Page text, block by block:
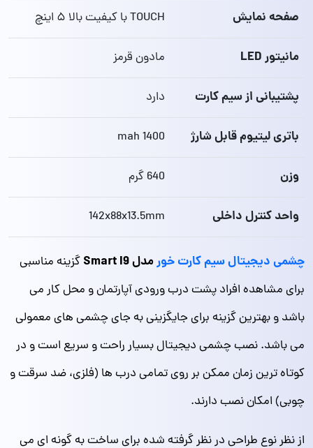
صفحه نمایش TOUCH با کیفیت بالا ۵ اینچ
مانیتور LED مادون قرمز
پشتیبانی از سیم کارت دارد
باتری لیتیوم قابل شارژ 1400 mah
وزن 640 گرم
واحد کنترل داخلی 142x88x13.5mm
چشمی دیجیتال سیم کارت خورمدل Smart I9
گزینه مناسبی
برای مشاهده افراد پشت درب ورودی آپارتمان و محل کار می
باشد و بهترین گزینه برای جایگزینی به جای چشمی های معمولی
می باشد. نصب چشمی دیجیتال بسیار راحت و سریع است و در
کوتاه ترین زمان ممکن بر روی تمامی درب‌ ها (فلزی، ضد سرقت و
چوبی) امکان نصب دارند.
از نظر نوع طراحی در نظر گرفته شده برای ساخت به گونه ای می